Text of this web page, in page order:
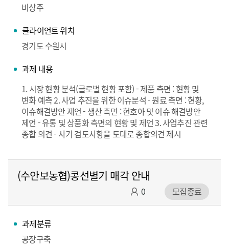
비상주
클라이언트 위치
경기도 수원시
과제 내용
1. 시장 현황 분석(글로벌 현황 포함) - 제품 측면 : 현황 및
변화 예측 2. 사업 추진을 위한 이슈분석 - 원료 측면 : 현황,
이슈해결방안 제언 - 생산 측면 : 현호아 및 이슈 해결방안
제언 - 유통 및 상품화 측면의 현황 및 제언 3. 사업추진 관련
종합 의견 - 사기 검토사항을 토대로 종합의견 제시
(수안보농협)콩선별기 매각 안내
0 모집종료
과제분류
공장구축